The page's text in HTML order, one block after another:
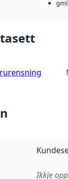
gml
Ikkje